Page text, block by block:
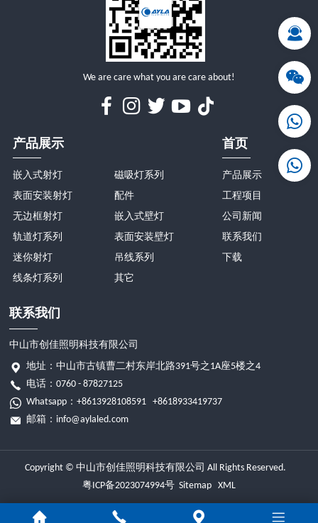
We are care what you are care about!
产品展示
嵌入式射灯
表面安装射灯
无边框射灯
轨道灯系列
迷你射灯
线条灯系列
磁吸灯系列
配件
嵌入式壁灯
表面安装壁灯
吊线系列
其它
首页
产品展示
工程项目
公司新闻
联系我们
下载
联系我们
中山市创佳照明科技有限公司
地址：中山市古镇曹二村东岸北路391号之1A座5楼之4
电话：0760 - 87827125
Whatsapp：+8613928108591
+8618933419737
邮箱： info@aylaled.com
Copyright © 中山市创佳照明科技有限公司 All Rights Reserved.
粤ICP备2023074994号 Sitemap XML